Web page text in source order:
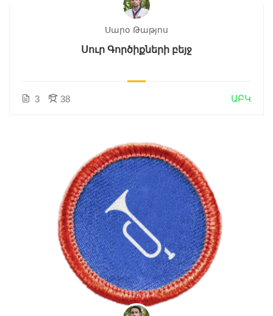
Սարօ Թաթյոս
Սուր Գործիքների բեյջ
3 38 ԱԲԿ